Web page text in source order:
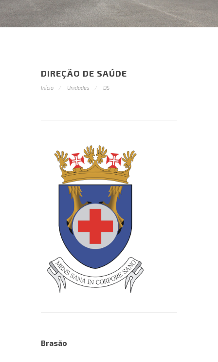
DIREÇÃO DE SAÚDE
Início Unidades DS
Brasão